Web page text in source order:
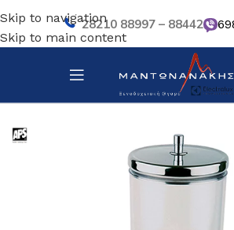
Skip to navigation
Skip to main content
28210 88997 – 88442
Αρχική σελίδα/